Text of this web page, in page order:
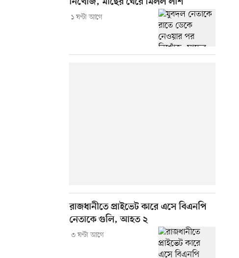
১ ঘণ্টা আগে
রাজধানীতে প্রাইভেট কারে এসে বিএনপি
নেতাকে গুলি, আহত ২
৩ ঘণ্টা আগে